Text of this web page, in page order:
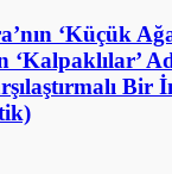
‘Küçük
‘Kalpaklılar’
Bir